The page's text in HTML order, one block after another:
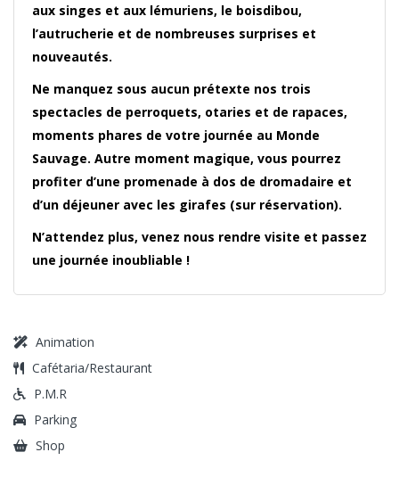
aux singes et aux lémuriens, le boisdibou,
l’autrucherie et de nombreuses surprises et
nouveautés.
Ne manquez sous aucun prétexte nos trois
spectacles de perroquets, otaries et de rapaces,
moments phares de votre journée au Monde
Sauvage. Autre moment magique, vous pourrez
profiter d’une promenade à dos de dromadaire et
d’un déjeuner avec les girafes (sur réservation).
N’attendez plus, venez nous rendre visite et passez
une journée inoubliable !
Animation
Cafétaria/Restaurant
P.M.R
Parking
Shop